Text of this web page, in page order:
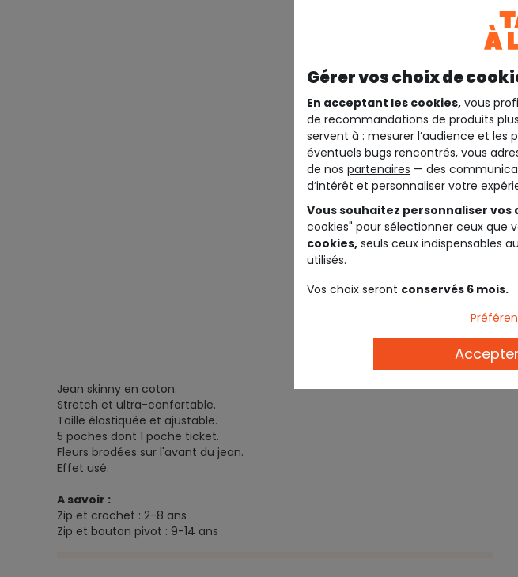
Jean skinny en coton.
Stretch et ultra-confortable.
Taille élastiquée et ajustable.
5 poches dont 1 poche ticket.
Fleurs brodées sur l'avant du jean.
Effet usé.
A savoir :
Zip et crochet : 2-8 ans
Zip et bouton pivot : 9-14 ans
Gérer vos choix de
En acceptant les cookies, vous
de recommandations de produits
servent à : mesurer l’audience et les
éventuels bugs rencontrés, vous
de nos partenaires — des
d’intérêt et personnaliser votre
Vous souhaitez personnaliser vos
cookies" pour sélectionner ceux que
cookies, seuls ceux indispensables
utilisés.
Vos choix seront conservés 6 mois.